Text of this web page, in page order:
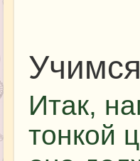
Итак,
тонкой